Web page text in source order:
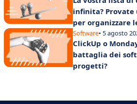
infinita? Provate
per organizzare
Software• 5 agosto
ClickUp o
battaglia dei
progetti?